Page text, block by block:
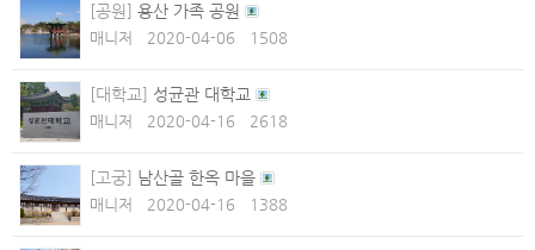
[공원] 용산 가족 공원
매니저 2020-04-06 1508
[대학교] 성균관 대학교
매니저 2020-04-16 2618
[고궁] 남산골 한옥 마을
매니저 2020-04-16 1388